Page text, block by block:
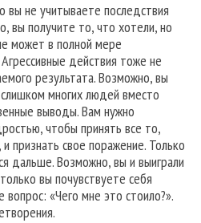
вы не учитываете последствия
вы получите то, что хотели, но
может в полной мере
действия тоже не
результата. Возможно, вы
многих людей вместо
выводы. Вам нужно
чтобы принять все то,
признать свое поражение. Только
дальше. Возможно, вы и выиграли
вы почувствуете себя
«Чего мне это стоило?».